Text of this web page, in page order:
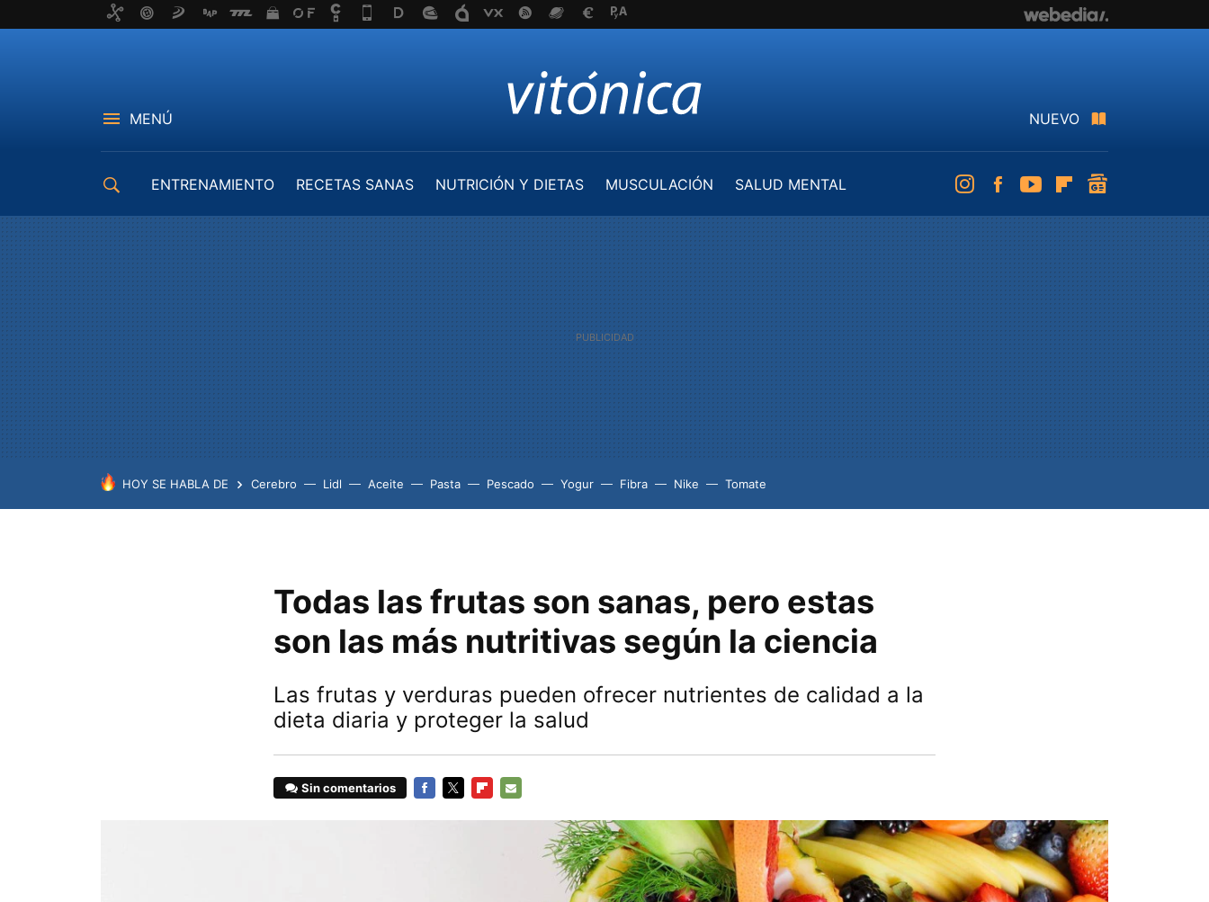
MENÚ NUEVO
ENTRENAMIENTO RECETAS SANAS NUTRICIÓN Y DIETAS MUSCULACIÓN
SALUD MENTAL
InstagramFacebookYoutubeFlipboard
HOY SE HABLA DE Cerebro Lidl Aceite Pasta Pescado Yogur Fibra Nike Tomate
Todas las frutas son sanas, pero estas
son las más nutritivas según la ciencia
Las frutas y verduras pueden ofrecer nutrientes de calidad a la
dieta diaria y proteger la salud
Sin comentarios